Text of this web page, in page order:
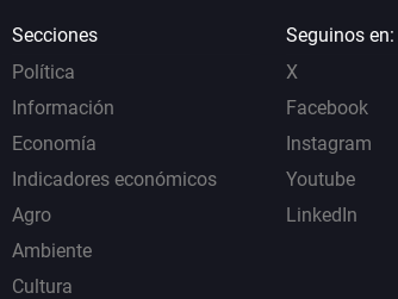
Secciones
Política
Información
Economía
Indicadores económicos
Agro
Ambiente
Cultura
Seguinos en:
X
Facebook
Instagram
Youtube
LinkedIn